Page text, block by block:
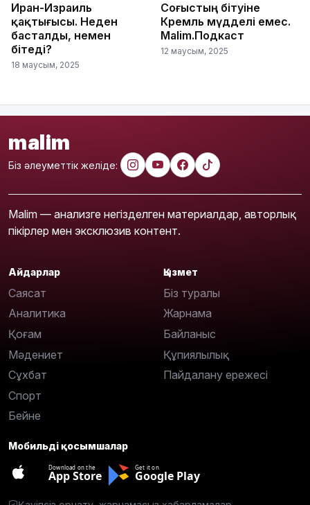
Иран-Израиль
қақтығысы. Неден
басталды, немен
бітеді?
18 маусым, 2025
Соғыстың бітуіне
Кремль мүдделі емес.
Malim.Подкаст
12 маусым, 2025
malim
Біз әлеуметтік желіде:
Malim — анализге негізделген материалдар, авторлық
пікірлер мен эксклюзив контент.
Айдарлар
Саясат
Аналитика
Қоғам
Мәдениет
Сұхбат
Спорт
Бейне
Қызмет
Біз туралы
Жарнама
Байланыс
Құпиялылық
Пайдалану ережесі
Мобильді қосымшалар
Download on the
App Store
Get it on
Google Play